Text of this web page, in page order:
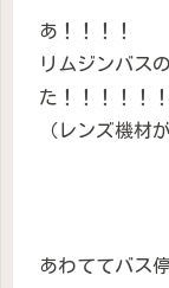
あ！！！！
リムジンバス
た！！！！！！
（レンズ機材
あわててバス